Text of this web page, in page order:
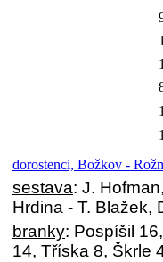
dorostenci, Božkov -
sestava: J.
Hrdina - T. Blažek,
branky: Pospíšil
14, Tříska 8, Škrle